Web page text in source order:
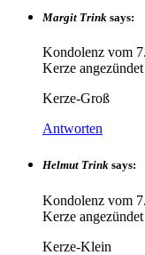
Margit Trink says:
Kondolenz vom
Kerze
Kerze-Groß
Antworten
Helmut Trink says:
Kondolenz vom
Kerze
Kerze-Klein